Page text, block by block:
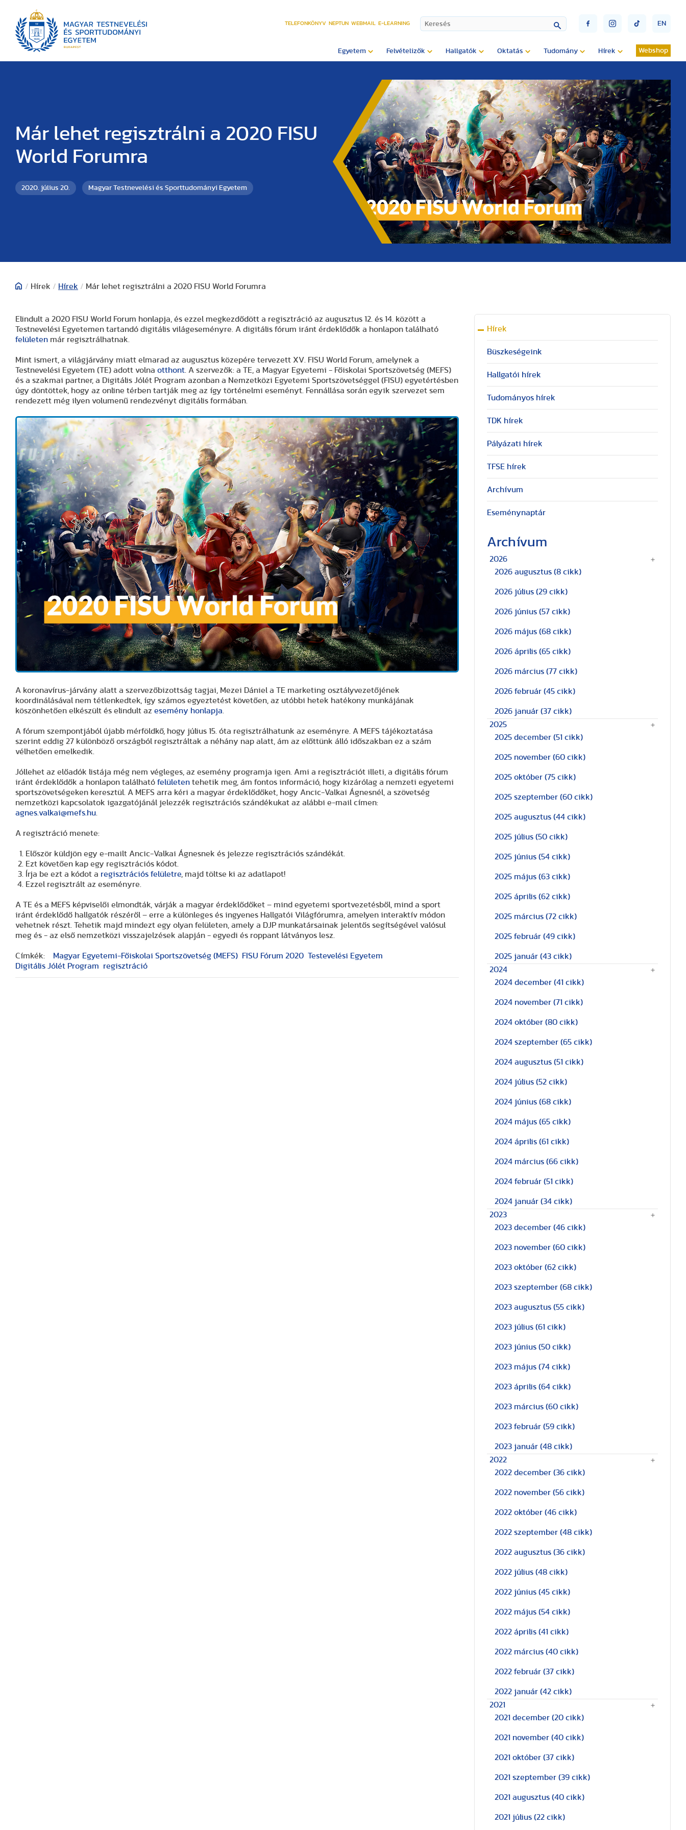
TELEFONKÖNYV NEPTUN WEBMAIL E-LEARNING EN
Egyetem Felvételizők Hallgatók Oktatás Tudomány Hírek Webshop
Már lehet regisztrálni a 2020 FISU
World Forumra
2020. július 20. Magyar Testnevelési és Sporttudományi Egyetem
/ Hírek / Hírek / Már lehet regisztrálni a 2020 FISU World Forumra
Elindult a 2020 FISU World Forum honlapja, és ezzel megkezdődött a regisztráció az augusztus 12. és 14. között a
Testnevelési Egyetemen tartandó digitális világeseményre. A digitális fórum iránt érdeklődők a honlapon található
felületen már regisztrálhatnak.
Mint ismert, a világjárvány miatt elmarad az augusztus közepére tervezett XV. FISU World Forum, amelynek a
Testnevelési Egyetem (TE) adott volna otthont . A szervezők: a TE, a Magyar Egyetemi - Főiskolai Sportszövetség (MEFS)
és a szakmai partner, a Digitális Jólét Program azonban a Nemzetközi Egyetemi Sportszövetséggel (FISU) egyetértésben
úgy döntöttek, hogy az online térben tartják meg az így történelmi eseményt. Fennállása során egyik szervezet sem
rendezett még ilyen volumenű rendezvényt digitális formában.
A koronavírus-járvány alatt a szervezőbizottság tagjai, Mezei Dániel a TE marketing osztályvezetőjének
koordinálásával nem tétlenkedtek, így számos egyeztetést követően, az utóbbi hetek hatékony munkájának
köszönhetően elkészült és elindult az esemény honlapja
A fórum szempontjából újabb mérföldkő, hogy július 15. óta regisztrálhatunk az eseményre. A MEFS tájékoztatása
szerint eddig 27 különböző országból regisztráltak a néhány nap alatt, ám az előttünk álló időszakban ez a szám
vélhetően emelkedik.
Jóllehet az előadók listája még nem végleges, az esemény programja igen. Ami a regisztrációt illeti, a digitális fórum
iránt érdeklődők a honlapon található felületen tehetik meg, ám fontos információ, hogy kizárólag a nemzeti egyetemi
sportszövetségeken keresztül. A MEFS arra kéri a magyar érdeklődőket, hogy Ancic-Valkai Ágnesnél, a szövetség
nemzetközi kapcsolatok igazgatójánál jelezzék regisztrációs szándékukat az alábbi e-mail címen:
agnes.valkai@mefs.hu
A regisztráció menete:
Először küldjön egy e-mailt Ancic-Valkai Ágnesnek és jelezze regisztrációs szándékát.
Ezt követően kap egy regisztrációs kódot.
Írja be ezt a kódot a regisztrációs felületre , majd töltse ki az adatlapot!
Ezzel regisztrált az eseményre.
A TE és a MEFS képviselői elmondták, várják a magyar érdeklődőket – mind egyetemi sportvezetésből, mind a sport
iránt érdeklődő hallgatók részéről – erre a különleges és ingyenes Hallgatói Világfórumra, amelyen interaktív módon
vehetnek részt. Tehetik majd mindezt egy olyan felületen, amely a DJP munkatársainak jelentős segítségével valósul
meg és - az első nemzetközi visszajelzések alapján - egyedi és roppant látványos lesz.
Címkék: Magyar Egyetemi-Főiskolai Sportszövetség (MEFS) FISU Fórum 2020 Testevelési Egyetem
Digitális Jólét Program
regisztráció
Hírek
Büszkeségeink
Hallgatói hírek
Tudományos hírek
TDK hírek
Pályázati hírek
TFSE hírek
Archívum
Eseménynaptár
Archívum
2026
2026 augusztus (8 cikk)
2026 július (29 cikk)
2026 június (57 cikk)
2026 május (68 cikk)
2026 április (65 cikk)
2026 március (77 cikk)
2026 február (45 cikk)
2026 január (37 cikk)
2025
2025 december (51 cikk)
2025 november (60 cikk)
2025 október (75 cikk)
2025 szeptember (60 cikk)
2025 augusztus (44 cikk)
2025 július (50 cikk)
2025 június (54 cikk)
2025 május (63 cikk)
2025 április (62 cikk)
2025 március (72 cikk)
2025 február (49 cikk)
2025 január (43 cikk)
2024
2024 december (41 cikk)
2024 november (71 cikk)
2024 október (80 cikk)
2024 szeptember (65 cikk)
2024 augusztus (51 cikk)
2024 július (52 cikk)
2024 június (68 cikk)
2024 május (65 cikk)
2024 április (61 cikk)
2024 március (66 cikk)
2024 február (51 cikk)
2024 január (34 cikk)
2023
2023 december (46 cikk)
2023 november (60 cikk)
2023 október (62 cikk)
2023 szeptember (68 cikk)
2023 augusztus (55 cikk)
2023 július (61 cikk)
2023 június (50 cikk)
2023 május (74 cikk)
2023 április (64 cikk)
2023 március (60 cikk)
2023 február (59 cikk)
2023 január (48 cikk)
2022
2022 december (36 cikk)
2022 november (56 cikk)
2022 október (46 cikk)
2022 szeptember (48 cikk)
2022 augusztus (36 cikk)
2022 július (48 cikk)
2022 június (45 cikk)
2022 május (54 cikk)
2022 április (41 cikk)
2022 március (40 cikk)
2022 február (37 cikk)
2022 január (42 cikk)
2021
2021 december (20 cikk)
2021 november (40 cikk)
2021 október (37 cikk)
2021 szeptember (39 cikk)
2021 augusztus (40 cikk)
2021 július (22 cikk)